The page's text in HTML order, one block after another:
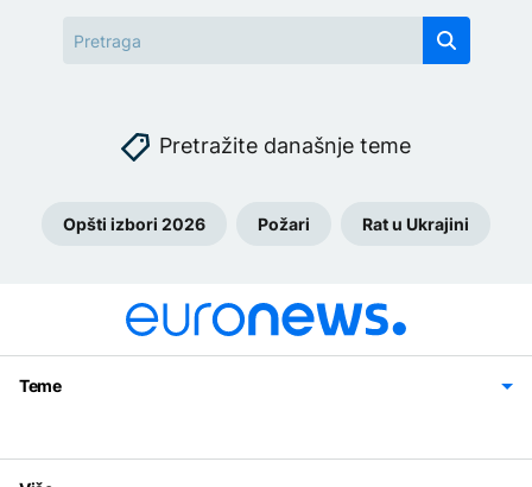
Pretražite današnje teme
Opšti izbori 2026 Požari Rat u Ukrajini
Teme
Svijet
Sport